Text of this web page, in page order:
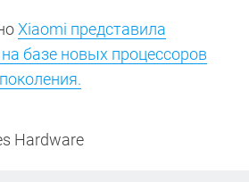
Xiaomi представила
базе новых процессоров
Hardware